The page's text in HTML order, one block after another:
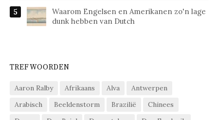
Waarom Engelsen en Amerikanen zo'n lage
dunk hebben van Dutch
TREFWOORDEN
Aaron Ralby Afrikaans Alva
Antwerpen
Arabisch
Beeldenstorm Brazilië
Chinees